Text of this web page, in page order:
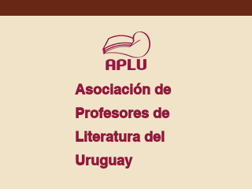
Asociación de
Profesores de
Literatura del
Uruguay